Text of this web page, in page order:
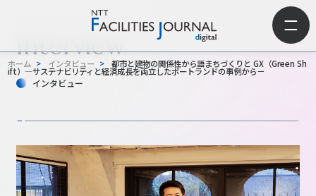
ホーム > インタビュー > 都市と建物の関係性から語まちづくりと GX（Green Sh
ift）―サステナビリティと経済成長を両立したポートランドの事例から－
Interview
インタビュー